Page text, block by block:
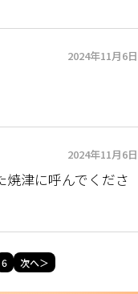
2024年11月6日
2024年11月6日
焼津に呼んでくださ
6 次へ＞